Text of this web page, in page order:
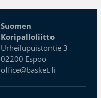
Suomen
Koripalloliitto
Urheilupuistontie 3
02200 Espoo
office@basket.fi